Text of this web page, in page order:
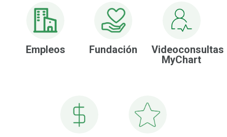
Empleos Fundación
Videoconsultas
MyChart